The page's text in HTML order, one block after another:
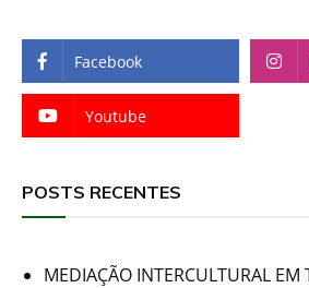
Facebook
Youtube
POSTS RECENTES
MEDIAÇÃO INTERCULTURAL EM